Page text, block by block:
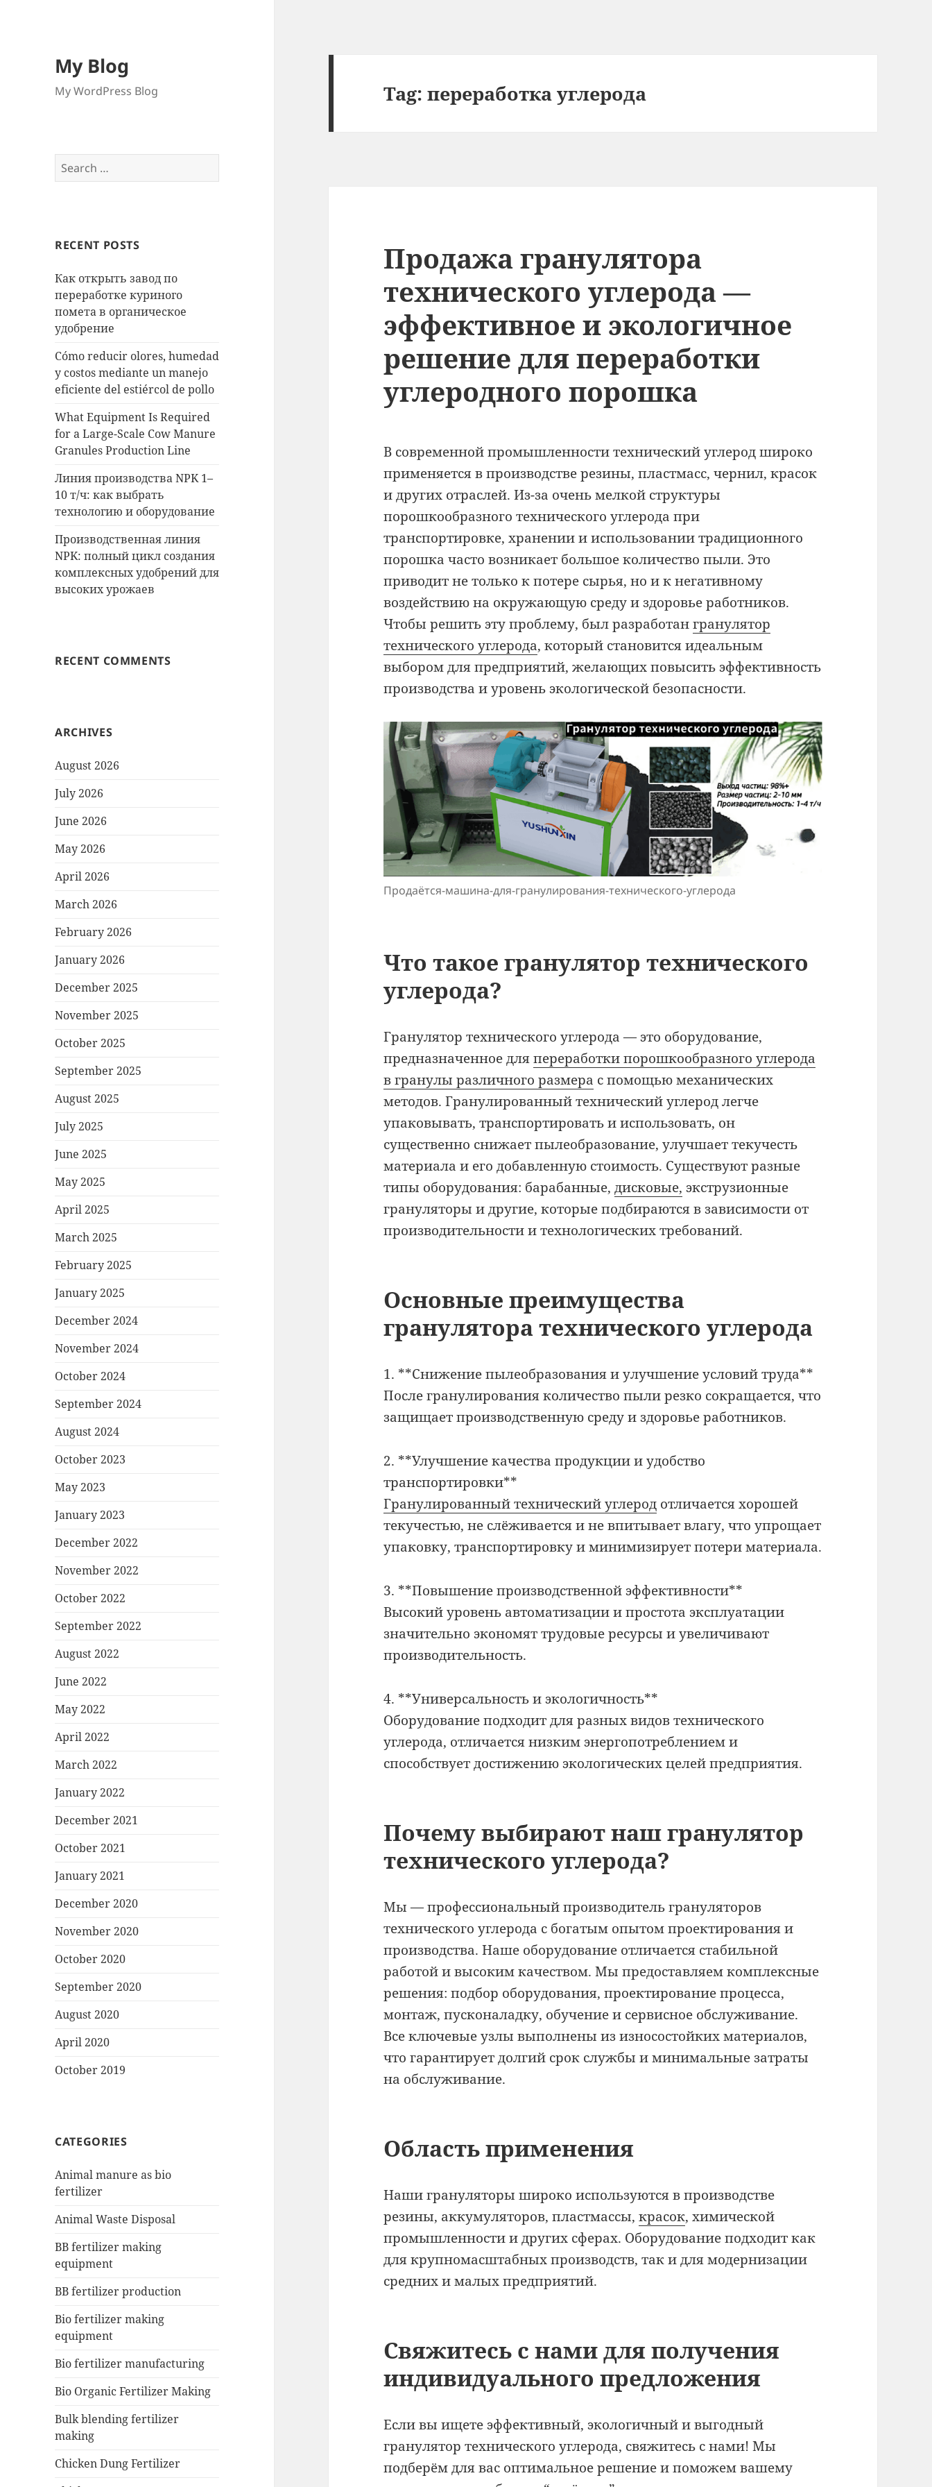
My Blog
My WordPress Blog
Search
for:
RECENT POSTS
Как открыть завод по
переработке куриного
помета в органическое
удобрение
Cómo reducir olores, humedad
y costos mediante un manejo
eficiente del estiércol de pollo
What Equipment Is Required
for a Large-Scale Cow Manure
Granules Production Line
Линия производства NPK 1–
10 т/ч: как выбрать
технологию и оборудование
Производственная линия
NPK: полный цикл создания
комплексных удобрений для
высоких урожаев
RECENT COMMENTS
ARCHIVES
August 2026
July 2026
June 2026
May 2026
April 2026
March 2026
February 2026
January 2026
December 2025
November 2025
October 2025
September 2025
August 2025
July 2025
June 2025
May 2025
April 2025
March 2025
February 2025
January 2025
December 2024
November 2024
October 2024
September 2024
August 2024
October 2023
May 2023
January 2023
December 2022
November 2022
October 2022
September 2022
August 2022
June 2022
May 2022
April 2022
March 2022
January 2022
December 2021
October 2021
January 2021
December 2020
November 2020
October 2020
September 2020
August 2020
April 2020
October 2019
CATEGORIES
Animal manure as bio
fertilizer
Animal Waste Disposal
BB fertilizer making
equipment
BB fertilizer production
Bio fertilizer making
equipment
Bio fertilizer manufacturing
Bio Organic Fertilizer Making
Bulk blending fertilizer
making
Chicken Dung Fertilizer
Tag:переработка углерода
Продажа гранулятора
технического углерода —
эффективное и экологичное
решение для переработки
углеродного порошка
В современной промышленности технический углерод широко
применяется в производстве резины, пластмасс, чернил, красок
и других отраслей. Из-за очень мелкой структуры
порошкообразного технического углерода при
транспортировке, хранении и использовании традиционного
порошка часто возникает большое количество пыли. Это
приводит не только к потере сырья, но и к негативному
воздействию на окружающую среду и здоровье работников.
Чтобы решить эту проблему, был разработангранулятор
технического углерода, который становится идеальным
выбором для предприятий, желающих повысить эффективность
производства и уровень экологической безопасности.
Продаётся-машина-для-гранулирования-технического-углерода
Что такое гранулятор технического
углерода?
Гранулятор технического углерода — это оборудование,
предназначенное дляпереработки порошкообразного углерода
в гранулы различного размера с помощью механических
методов. Гранулированный технический углерод легче
упаковывать, транспортировать и использовать, он
существенно снижает пылеобразование, улучшает текучесть
материала и его добавленную стоимость. Существуют разные
типы оборудования: барабанные,дисковые, экструзионные
грануляторы и другие, которые подбираются в зависимости от
производительности и технологических требований.
Основные преимущества
гранулятора технического углерода
1. **Снижение пылеобразования и улучшение условий труда**
После гранулирования количество пыли резко сокращается, что
защищает производственную среду и здоровье работников.
2. **Улучшение качества продукции и удобство
транспортировки**
Гранулированный технический углерод отличается хорошей
текучестью, не слёживается и не впитывает влагу, что упрощает
упаковку, транспортировку и минимизирует потери материала.
3. **Повышение производственной эффективности**
Высокий уровень автоматизации и простота эксплуатации
значительно экономят трудовые ресурсы и увеличивают
производительность.
4. **Универсальность и экологичность**
Оборудование подходит для разных видов технического
углерода, отличается низким энергопотреблением и
способствует достижению экологических целей предприятия.
Почему выбирают наш гранулятор
технического углерода?
Мы — профессиональный производитель грануляторов
технического углерода с богатым опытом проектирования и
производства. Наше оборудование отличается стабильной
работой и высоким качеством. Мы предоставляем комплексные
решения: подбор оборудования, проектирование процесса,
монтаж, пусконаладку, обучение и сервисное обслуживание.
Все ключевые узлы выполнены из износостойких материалов,
что гарантирует долгий срок службы и минимальные затраты
на обслуживание.
Область применения
Наши грануляторы широко используются в производстве
резины, аккумуляторов, пластмассы,красок, химической
промышленности и других сферах. Оборудование подходит как
для крупномасштабных производств, так и для модернизации
средних и малых предприятий.
Свяжитесь с нами для получения
индивидуального предложения
Если вы ищете эффективный, экологичный и выгодный
гранулятор технического углерода, свяжитесь с нами! Мы
подберём для вас оптимальное решение и поможем вашему